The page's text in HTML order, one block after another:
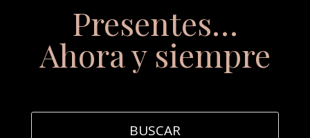
Presentes…
Ahora y siempre